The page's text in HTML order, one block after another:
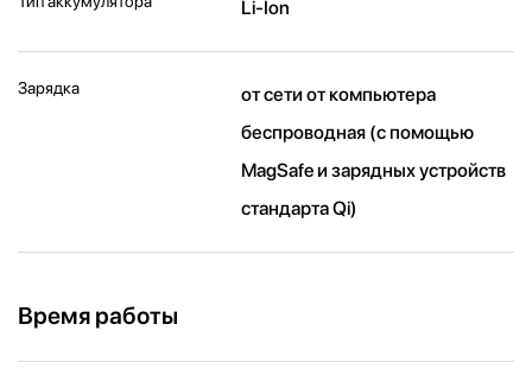
Li-Ion
Зарядка
от сети от компьютера
беспроводная (с помощью
MagSafe и зарядных устройств
стандарта Qi)
Время работы